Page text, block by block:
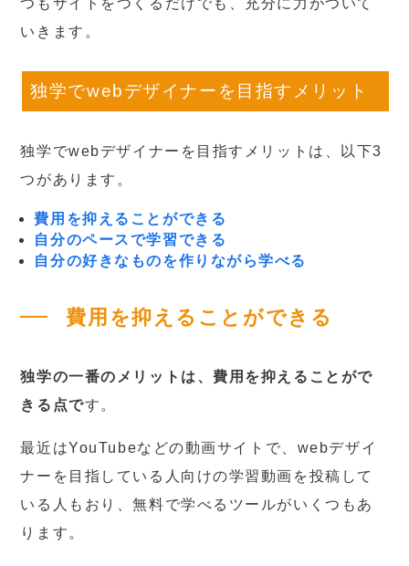
つもサイトをつくるだけでも、充分に力がついて
いきます。
独学でwebデザイナーを目指すメリット
独学でwebデザイナーを目指すメリットは、以下3
つがあります。
費用を抑えることができる
自分のペースで学習できる
自分の好きなものを作りながら学べる
費用を抑えることができる
独学の一番のメリットは、費用を抑えることがで
きる点です。
最近はYouTubeなどの動画サイトで、webデザイ
ナーを目指している人向けの学習動画を投稿して
いる人もおり、無料で学べるツールがいくつもあ
ります。